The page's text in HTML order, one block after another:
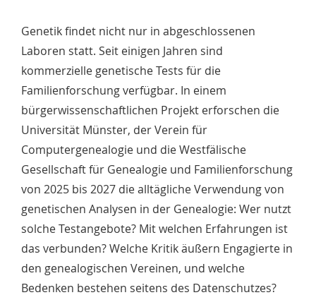
Genetik findet nicht nur in abgeschlossenen
Laboren statt. Seit einigen Jahren sind
kommerzielle genetische Tests für die
Familienforschung verfügbar. In einem
bürgerwissenschaftlichen Projekt erforschen die
Universität Münster, der Verein für
Computergenealogie und die Westfälische
Gesellschaft für Genealogie und Familienforschung
von 2025 bis 2027 die alltägliche Verwendung von
genetischen Analysen in der Genealogie: Wer nutzt
solche Testangebote? Mit welchen Erfahrungen ist
das verbunden? Welche Kritik äußern Engagierte in
den genealogischen Vereinen, und welche
Bedenken bestehen seitens des Datenschutzes?